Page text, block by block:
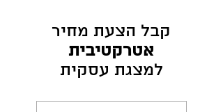
קבל הצעת מחיר
אטרקטיבית
למצגת עסקית